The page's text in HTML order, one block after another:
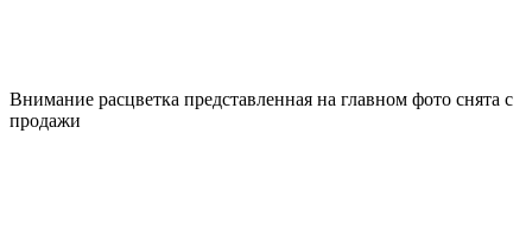
Внимание расцветка представленная на главном фото снята с
продажи